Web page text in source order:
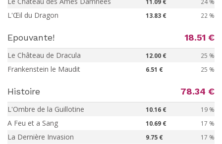
L'Œil du Dragon 13.83 € 22 %
Epouvante! 18.51 €
Le Château de Dracula 12.00 € 25 %
Frankenstein le Maudit 6.51 € 25 %
Histoire 78.34 €
L'Ombre de la Guillotine 10.16 € 19 %
A Feu et a Sang 10.69 € 17 %
La Dernière Invasion 9.75 € 17 %